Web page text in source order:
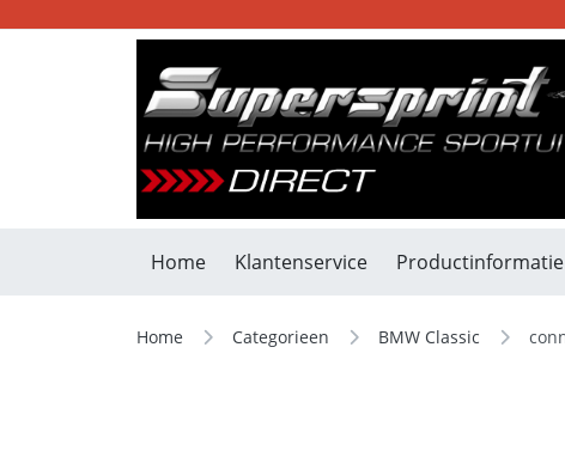
Home Klantenservice Productinformatie
Home Categorieen BMW Classic